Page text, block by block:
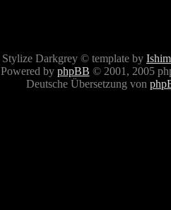
Stylize Darkgrey © template by
Powered by phpBB © 2001, 2005
Deutsche Übersetzung von